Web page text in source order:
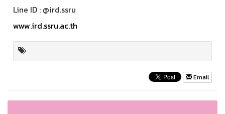
Line ID : @ird.ssru
www.ird.ssru.ac.th
Email